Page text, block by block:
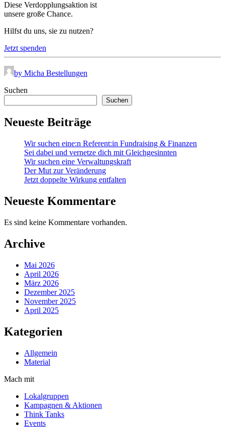
Diese Verdopplungsaktion ist
unsere große Chance.
Hilfst du uns, sie zu nutzen?
Jetzt spenden
by Micha Bestellungen
Suchen
Suchen
Neueste Beiträge
Wir suchen eine:n Referent:in Fundraising & Finanzen
Sei dabei und vernetze dich mit Gleichgesinnten
Wir suchen eine Verwaltungskraft
Der Mut zur Veränderung
Jetzt doppelte Wirkung entfalten
Neueste Kommentare
Es sind keine Kommentare vorhanden.
Archive
Mai 2026
April 2026
März 2026
Dezember 2025
November 2025
April 2025
Kategorien
Allgemein
Material
Mach mit
Lokalgruppen
Kampagnen & Aktionen
Think Tanks
Events